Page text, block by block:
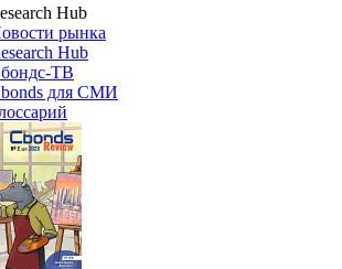
Hub
рынка
Hub
ТВ
для СМИ